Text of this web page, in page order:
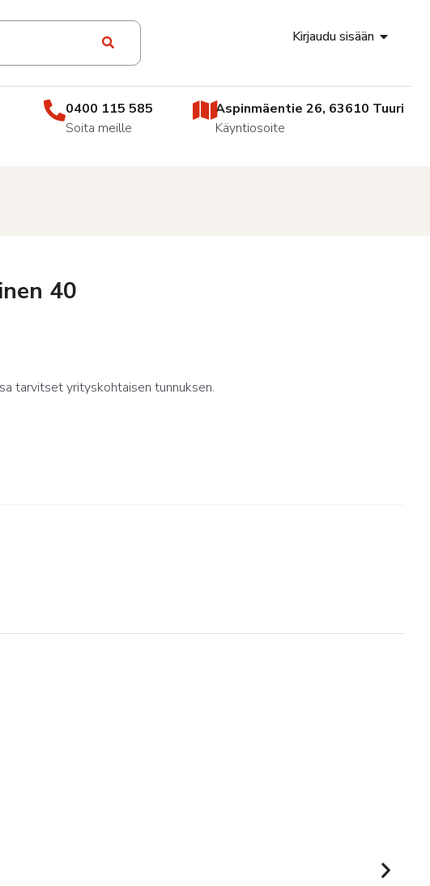
Kirjaudu sisään
0400 115 585
Soita meille
Aspinmäentie 26, 63610 Tuuri
Käyntiosoite
40
tarvitset yrityskohtaisen tunnuksen.